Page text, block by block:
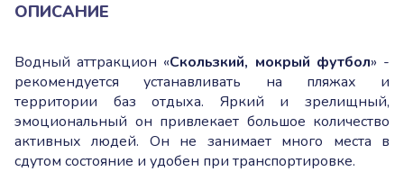
ОПИСАНИЕ
Водный аттракцион «Скользкий, мокрый футбол» -
рекомендуется устанавливать на пляжах и
территории баз отдыха. Яркий и зрелищный,
эмоциональный он привлекает большое количество
активных людей. Он не занимает много места в
сдутом состояние и удобен при транспортировке.